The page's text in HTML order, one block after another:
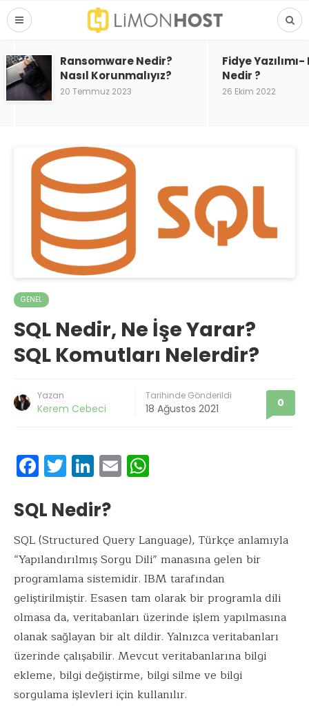
Ransomware Nedir?
Nasıl Korunmalıyız?
20 Temmuz 2023
Fidye
Nedir ?
26 Ekim 2022
GENEL
SQL Nedir, Ne İşe Yarar?
SQL Komutları Nelerdir?
Yazan
Kerem Cebeci
Tarihinde Gönderildi
18 Ağustos 2021 0
F
ac
e
b
o
o
k
T
w
it
te
r
Li
n
k
e
dI
n
E
m
l s
A
p
p
SQL Nedir?
SQL (Structured Query Language), Türkçe anlamıyla
“Yapılandırılmış Sorgu Dili” manasına gelen bir
programlama sistemidir. IBM tarafından
geliştirilmiştir. Esasen tam olarak bir programla dili
olmasa da, veritabanları üzerinde işlem yapılmasına
olanak sağlayan bir alt dildir. Yalnızca veritabanları
üzerinde çalışabilir. Mevcut veritabanlarına bilgi
ekleme, bilgi değiştirme, bilgi silme ve bilgi
sorgulama işlevleri için kullanılır.